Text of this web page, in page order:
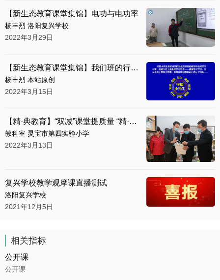
【新生态教育课堂集锦】电功与电功率
杨丰烈 洛阳复兴学校
2022年3月29日
【新生态教育课堂集锦】我们班的行知小先生
杨丰烈 本站原创
2022年3月15日
【精·典教育】“双减”课堂提质量 “精·典”故事话成长
教科室 灵宝市第四实验小学
2022年3月13日
复兴学校教学观摩课直播测试
洛阳复兴学校
2021年12月5日
相关指标
公开课
公开课